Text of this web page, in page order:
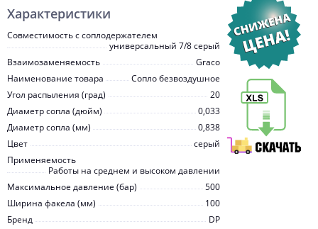
Характеристики
Совместимость с соплодержателем
универсальный 7/8 серый
Взаимозаменяемость
Graco
Наименование товара
Сопло безвоздушное
Угол распыления (град)
20
Диаметр сопла (дюйм)
0,033
Диаметр сопла (мм)
0,838
Цвет
серый
Применяемость
Работы на среднем и высоком давлении
Максимальное давление (бар)
500
Ширина факела (мм)
100
Бренд
DP